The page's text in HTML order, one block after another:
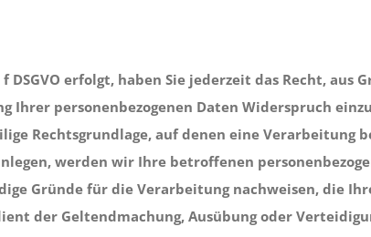
erfolgt, haben Sie jederzeit das Recht, aus
Ihrer personenbezogenen Daten Widerspruch
Rechtsgrundlage, auf denen eine Verarbeitung
werden wir Ihre betroffenen
Gründe für die Verarbeitung nachweisen, die
der Geltendmachung, Ausübung oder